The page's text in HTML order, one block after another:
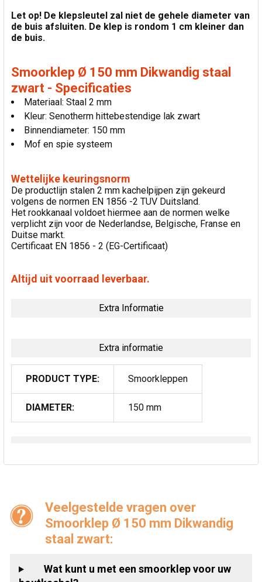
Let op! De klepsleutel zal niet de gehele diameter van
de buis afsluiten. De klep is rondom 1 cm kleiner dan
de buis.
Smoorklep Ø 150 mm Dikwandig staal
zwart - Specificaties
Materiaal: Staal 2 mm
Kleur: Senotherm hittebestendige lak zwart
Binnendiameter: 150 mm
Mof en spie systeem
Wettelijke keuringsnorm
De productlijn stalen 2 mm kachelpijpen zijn gekeurd
volgens de normen EN 1856 -2 TUV Duitsland.
Het rookkanaal voldoet hiermee aan de normen welke
verplicht zijn voor de Nederlandse, Belgische, Franse en
Duitse markt.
Certificaat EN 1856 - 2 (EG-Certificaat)
Altijd uit voorraad leverbaar.
Extra Informatie
Extra informatie
PRODUCT TYPE: Smoorkleppen
DIAMETER: 150 mm
Veelgestelde vragen over
Smoorklep Ø 150 mm Dikwandig
staal zwart:
Wat kunt u met een smoorklep voor uw